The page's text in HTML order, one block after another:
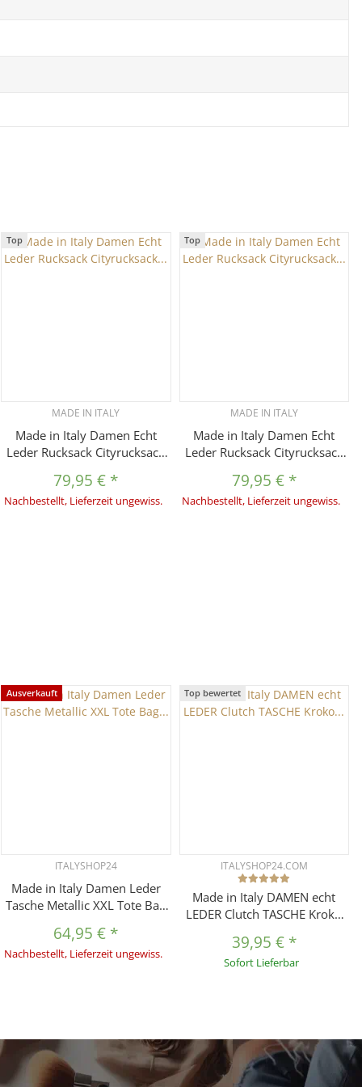
Top
MADE IN ITALY
Made in Italy Damen Echt
Leder Rucksack Cityrucksack
Schultertasche Lederrucksack
Handtasche Stadtrucksack
79,95 € *
Nachbestellt, Lieferzeit ungewiss.
Top
MADE IN ITALY
Made in Italy Damen Echt
Leder Rucksack Cityrucksack
Schultertasche Lederrucksack
Handtasche Stadtrucksack
79,95 € *
Nachbestellt, Lieferzeit ungewiss.
Ausverkauft
ITALYSHOP24
Made in Italy Damen Leder
Tasche Metallic XXL Tote Bag
Schultertasche Businesstasche
64,95 € *
Nachbestellt, Lieferzeit ungewiss.
Top bewertet
ITALYSHOP24.COM
Made in Italy DAMEN echt
LEDER Clutch TASCHE Kroko
Umhängetasche Ledertasche
Schultertasche Fransen Cross-
39,95 € *
Sofort Lieferbar